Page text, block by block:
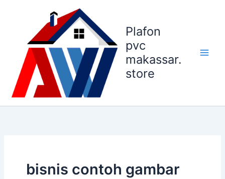
Plafon
pvc
makassar.
store
bisnis contoh gambar